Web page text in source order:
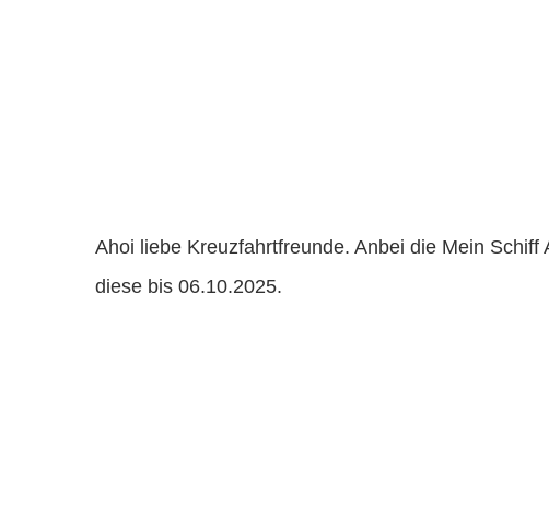
Ahoi liebe Kreuzfahrtfreunde. Anbei die Mein
diese bis 06.10.2025.